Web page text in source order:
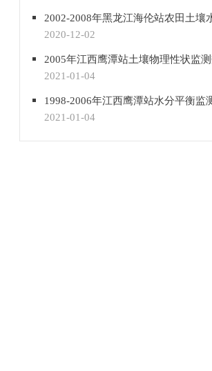
2020-12-02
2005年江西鹰潭站土壤物理性状监
2021-01-04
1998-2006年江西鹰潭站水分平衡监
2021-01-04